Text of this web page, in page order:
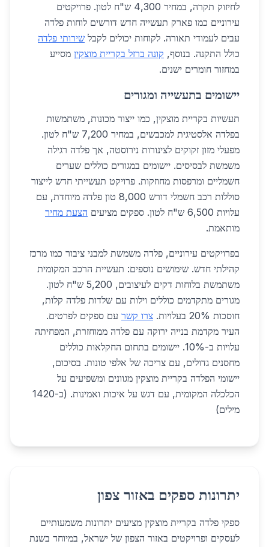
לחיזוק תקרה, במחיר 4,300 ש"ח לטון. פרויקטים
עירוניים כמו פארק תעשייה חדש דורשים לוחות פלדה
עבים לעמודי תאורה. לקוחות יכולים לקבל שירותי פלדה
כולל התקנה. בנוסף, קונה ברזל בקריית מוצקין מסייע
במחזור חומרים ישנים.
יישומים בתעשייה ומגורים
תעשיות בקריית מוצקין, כמו ייצור מכונות, משתמשות
בפלדה אלסטיגית למכבשים, במחיר 7,200 ש"ח לטון.
מפעלי מזון זקוקים לצינורות נירוסטה, אך פלדה רגילה
משמשת לבסיסים. יישומים במגורים כוללים שערים
חשמליים ומרפסות מחוזקות. פרויקט תעשייתי חדש לייצור
סוללות רכב חשמלי דורש 8,000 טון פלדה מיוחדת, עם
עלויות 6,500 ש"ח לטון. ספקים מציעים
הצעת מחיר
מותאמת.
בפרויקטים עירוניים, פלדה משמשת למבני ציבור כמו מרכז
קהילתי חדש. שימושים נוספים: תעשיית הרכב המקומית
משתמשת בלוחות דקים לעיצובים, 5,200 ש"ח לטון.
מגורים מתקדמים כוללים וילות עם שלדות פלדה קלות,
חוסכות 20% בעלויות.
צרו קשר עם ספקים לפרטים.
העיר מקדמת בנייה ירוקה עם פלדה ממוחזרת, המפחיתה
עלויות ב-10%. יישומים בתחום החקלאות כוללים
מחסנים גדולים, עם צריכה של אלפי טונות. בסיכום,
יישומי הפלדה בקריית מוצקין מגוונים ומשפיעים על
הכלכלה המקומית, עם דגש על איכות ואמינות. (כ-1420
מילים)
יתרונות ספקים באזור צפון
ספקי פלדה בקריית מוצקין מציעים יתרונות משמעותיים
לעסקים ופרויקטים באזור הצפון של ישראל, במיוחד בשנת